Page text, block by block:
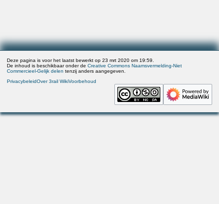
Deze pagina is voor het laatst bewerkt op 23 mrt 2020 om 19:59.
De inhoud is beschikbaar onder deCreative Commons Naamsvermelding-Niet
Commercieel-Gelijk delen tenzij anders aangegeven.
PrivacybeleidOver 3rail WikiVoorbehoud